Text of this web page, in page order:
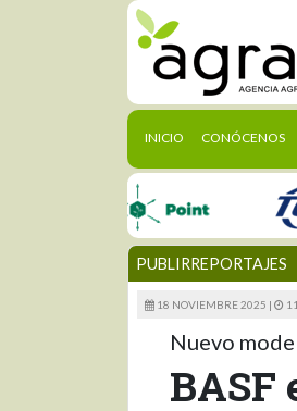
INICIO (CURRENT)
CONÓCENOS
PUBLIRREPORTAJES
18 NOVIEMBRE 2025 |
Nuevo
BASF